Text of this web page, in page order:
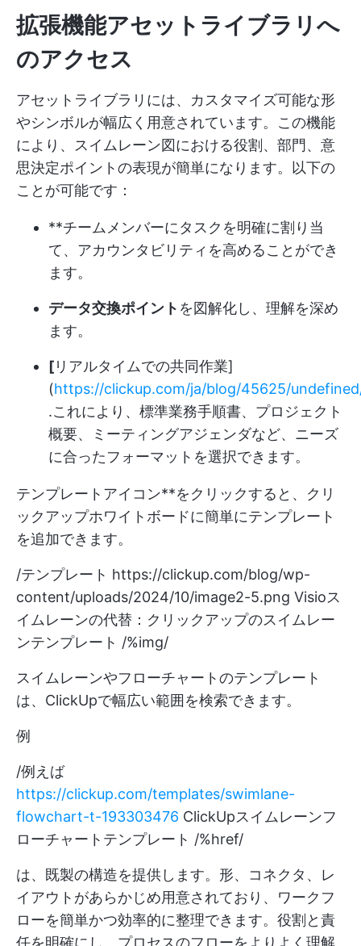
拡張機能アセットライブラリ へ
のアクセス
アセットライブラリには、カスタマイズ可能な形
やシンボルが幅広く用意されています。この機能
により、スイムレーン図における役割、部門、意
思決定ポイントの表現が簡単になります。以下の
ことが可能です：
**チームメンバーにタスクを明確に割り当
て、アカウンタビリティを高めることができ
ます。
データ交換ポイント を図解化し、理解を深め
ます。
[リアルタイムでの共同作業]
(https://clickup.com/ja/blog/45625/
.これにより、標準業務手順書、プロジェクト
概要、ミーティングアジェンダなど、ニーズ
に合ったフォーマットを選択できます。
テンプレートアイコン**をクリックすると、クリ
ックアップホワイトボードに簡単にテンプレート
を追加できます。
/テンプレート https://clickup.com/blog/wp-
content/uploads/2024/10/image2-5.png Visioス
イムレーンの代替：クリックアップのスイムレー
ンテンプレート /%img/
スイムレーンやフローチャートのテンプレート
は、ClickUpで幅広い範囲を検索できます。
例
/例えば
https://clickup.com/templates/swimlane-
flowchart-t-193303476 ClickUpスイムレーンフ
ローチャートテンプレート /%href/
は、既製の構造を提供します。形、コネクタ、レ
イアウトがあらかじめ用意されており、ワークフ
ローを簡単かつ効率的に整理できます。役割と責
任を明確にし、プロセスのフローをよりよく理解